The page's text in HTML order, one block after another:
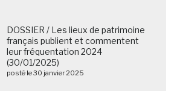
DOSSIER / Les lieux de patrimoine
français publient et commentent
leur fréquentation 2024
(30/01/2025)
posté le 30 janvier 2025